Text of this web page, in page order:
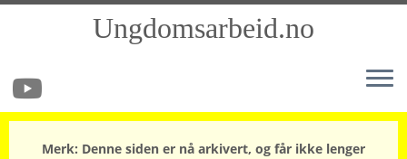
Ungdomsarbeid.no
Merk: Denne siden er nå arkivert, og får ikke lenger